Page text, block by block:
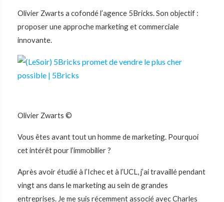
Olivier Zwarts a cofondé l’agence 5Bricks. Son objectif :
proposer une approche marketing et commerciale
innovante.
Olivier Zwarts ©
Vous êtes avant tout un homme de marketing. Pourquoi
cet intérêt pour l’immobilier ?
Après avoir étudié à l’Ichec et à l’UCL, j’ai travaillé pendant
vingt ans dans le marketing au sein de grandes
entreprises. Je me suis récemment associé avec Charles